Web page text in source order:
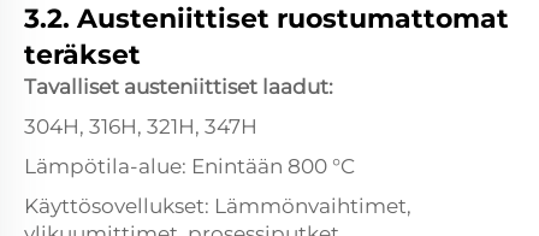
3.2. Austeniittiset ruostumattomat
teräkset
Tavalliset austeniittiset laadut:
304H, 316H, 321H, 347H
Lämpötila-alue: Enintään 800 °C
Käyttösovellukset: Lämmönvaihtimet,